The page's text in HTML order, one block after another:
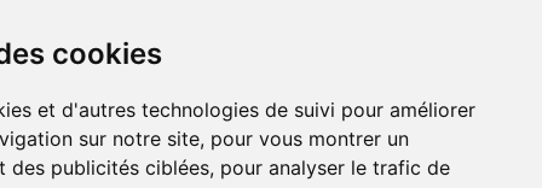
cookies
et d'autres technologies de suivi pour améliorer
sur notre site, pour vous montrer un
des publicités ciblées, pour analyser le trafic de